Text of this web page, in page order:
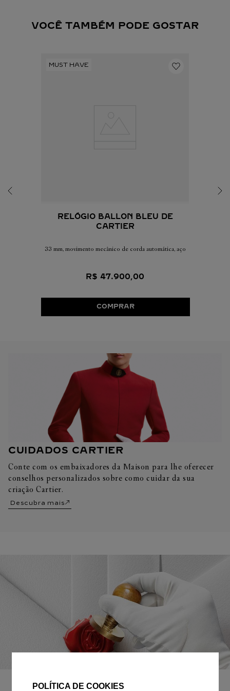
POLÍTICA DE COOKIES
VOCÊ TAMBÉM PODE GOSTAR
RELÓGIO BALLON BLEU DE
CARTIER
33 mm, movimento mecânico de corda automática, aço
R$ 47.900,00
COMPRAR
CUIDADOS CARTIER
Conte com os embaixadores da Maison para lhe oferecer
conselhos personalizados sobre como cuidar da sua
criação Cartier.
Descubra mais